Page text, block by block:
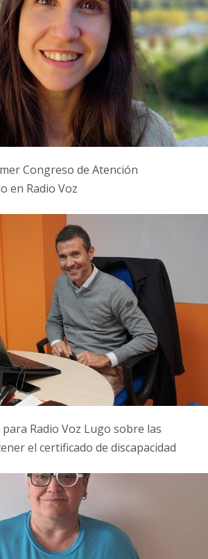
Congreso de Atención
en Radio Voz
Radio Voz Lugo sobre las
el certificado de discapacidad